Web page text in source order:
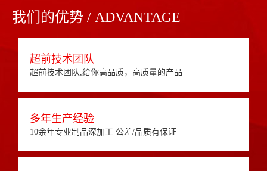
我们的优势 / ADVANTAGE
超前技术团队
超前技术团队,给你高品质，高质量的产品
多年生产经验
10余年专业制品深加工 公差/品质有保证